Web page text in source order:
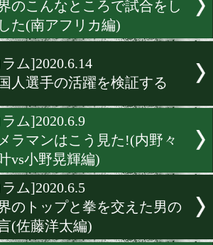
[コラム]2020.6.22
世界のこんなところで試合
てきました(ウクライナ編)
[コラム]2020.6.21
サウスポーを考察する
[コラム]2020.6.16
カメラマンはこう見た!(岩
vs源大輝)